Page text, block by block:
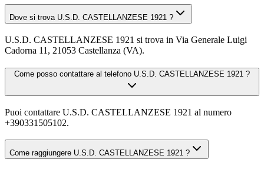
Dove si trova U.S.D. CASTELLANZESE 1921 ?
U.S.D. CASTELLANZESE 1921 si trova in Via Generale Luigi
Cadorna 11, 21053 Castellanza (VA).
Come posso contattare al telefono U.S.D. CASTELLANZESE 1921 ?
Puoi contattare U.S.D. CASTELLANZESE 1921 al numero
+390331505102.
Come raggiungere U.S.D. CASTELLANZESE 1921 ?